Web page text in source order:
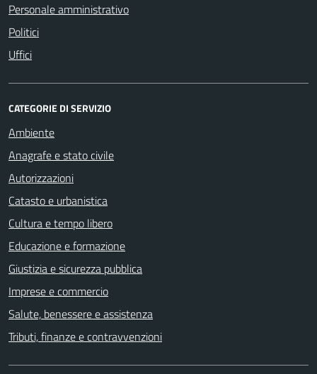
Personale amministrativo
Politici
Uffici
CATEGORIE DI SERVIZIO
Ambiente
Anagrafe e stato civile
Autorizzazioni
Catasto e urbanistica
Cultura e tempo libero
Educazione e formazione
Giustizia e sicurezza pubblica
Imprese e commercio
Salute, benessere e assistenza
Tributi, finanze e contravvenzioni